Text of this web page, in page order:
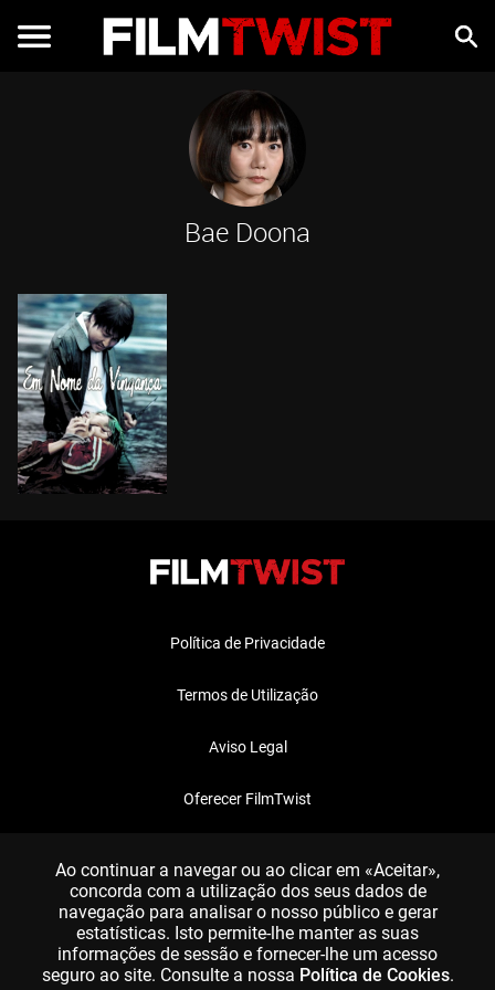
Bae Doona
Política de Privacidade
Termos de Utilização
Aviso Legal
Oferecer FilmTwist
Ao continuar a navegar ou ao clicar em «Aceitar»,
concorda com a utilização dos seus dados de
navegação para analisar o nosso público e gerar
estatísticas. Isto permite-lhe manter as suas
informações de sessão e fornecer-lhe um acesso
seguro ao site. Consulte a nossa Política de Cookies.